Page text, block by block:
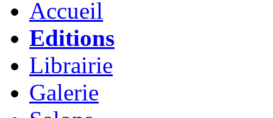
Accueil
Editions
Librairie
Galerie